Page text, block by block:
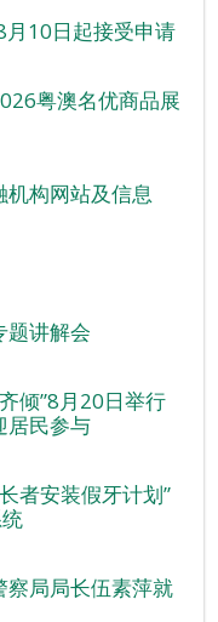
10日起接受申请
粤澳名优商品展
构网站及信息
题讲解会
倾”8月20日举行
民参与
者安装假牙计划”
局局长伍素萍就